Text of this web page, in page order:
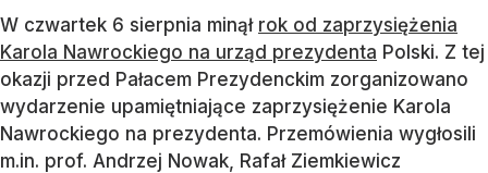
W czwartek 6 sierpnia minął rok od zaprzysiężenia
Karola Nawrockiego na urząd prezydenta Polski. Z tej
okazji przed Pałacem Prezydenckim zorganizowano
wydarzenie upamiętniające zaprzysiężenie Karola
Nawrockiego na prezydenta. Przemówienia wygłosili
m.in. prof. Andrzej Nowak, Rafał Ziemkiewicz